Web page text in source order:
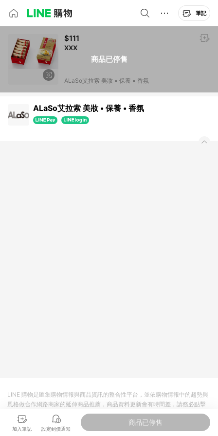
筆記
商品已停售
$111
XXX
ALaSo艾拉索 美妝 • 保養 • 香氛
ALaSo艾拉索 美妝 • 保養 • 香氛
加入筆記 設定到價通知
商品已停售
LINE 購物是匯集購物情報與商品資訊的整合性平台，並依購物情報中的趨勢與
風格做合作網路商家的延伸商品推薦，商品資料更新會有時間差，請務必點擊
商品至各合作網路商家，確認現售價與購物條件，一切資訊以合作廠商網頁為
準。